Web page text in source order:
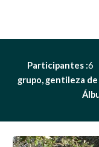
Participantes :6
grupo, gentileza de